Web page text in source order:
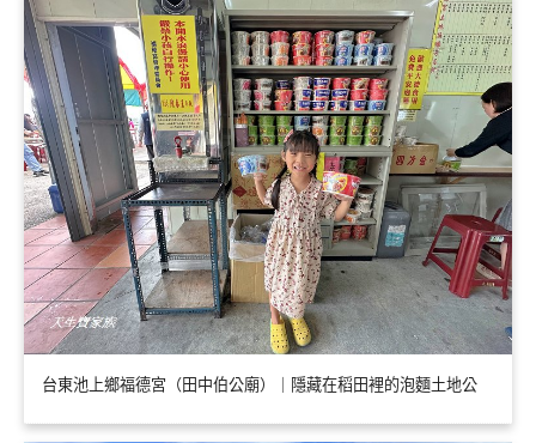
台東池上鄉福德宮（田中伯公廟）｜隱藏在稻田裡的泡麵土地公